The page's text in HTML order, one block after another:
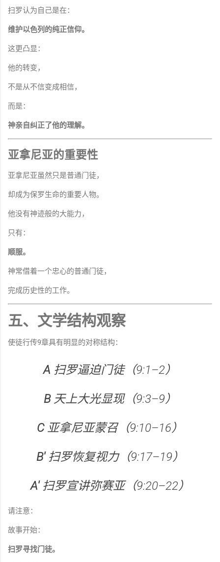
扫罗认为自己是在：
维护以色列的纯正信仰。
这更凸显：
他的转变，
不是从不信变成相信，
而是：
神亲自纠正了他的理解。
亚拿尼亚的重要性
亚拿尼亚虽然只是普通门徒，
却成为保罗生命的重要人物。
他没有神迹般的大能力，
只有：
顺服。
神常借着一个忠心的普通门徒，
完成历史性的工作。
五、文学结构观察
使徒行传9章具有明显的对称结构：
A 扫罗逼迫门徒（9:1–2）
B天上大光显现（9:3–9）
C亚拿尼亚蒙召（9:10–16）
B'扫罗恢复视力（9:17–19）
A'扫罗宣讲弥赛亚（9:20–22）
请注意：
故事开始：
扫罗寻找门徒。